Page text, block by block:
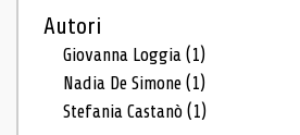
Autori
Giovanna Loggia(1)
Nadia De Simone(1)
Stefania Castanò(1)